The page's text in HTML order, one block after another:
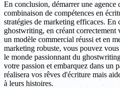
En conclusion, démarrer une agence
combinaison de compétences en
stratégies de marketing efficaces. En
ghostwriting, en créant correctement
un modèle commercial réussi et en
marketing robuste, vous pouvez
le monde passionnant du
votre passion et embarquez dans un
réalisera vos rêves d'écriture mais
à leurs histoires.